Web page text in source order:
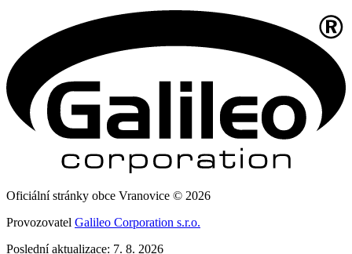
Oficiální stránky obce Vranovice © 2026
Provozovatel Galileo Corporation s.r.o.
Poslední aktualizace: 7. 8. 2026